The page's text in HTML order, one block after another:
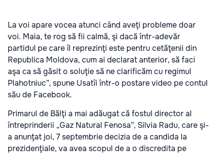
La voi apare vocea atunci când aveţi probleme doar
voi. Maia, te rog să fii calmă, şi dacă într-adevăr
partidul pe care îl reprezinţi este pentru cetăţenii din
Republica Moldova, cum ai declarat anterior, să faci
aşa ca să găsit o soluţie să ne clarificăm cu regimul
Plahotniuc”, spune Usatîi într-o postare video pe contul
său de Facebook.
Primarul de Bălţi a mai adăugat că fostul director al
întreprinderii „Gaz Natural Fenosa”, Silvia Radu, care şi-
a anunţat joi, 7 septembrie decizia de a candida la
prezidenţiale, va avea scopul de a o discredita pe